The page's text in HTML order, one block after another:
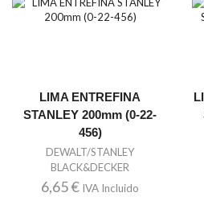
LIMA ENTREFINA
STANLEY 200mm (0-22-
456)
DEWALT/STANLEY
BLACK&DECKER
6,65€ IVA Incluido